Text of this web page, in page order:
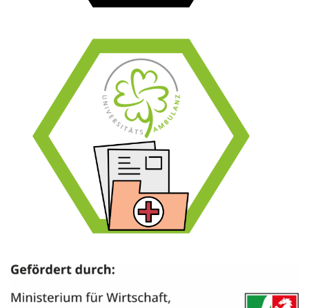
OpenNotes als Vorreiterkonzept in Deutschland –
Uniambulanz mit digitalem Vollzugang zu
Behandlungsdokumentation und Arzt-Notizen.
Zur Case Study